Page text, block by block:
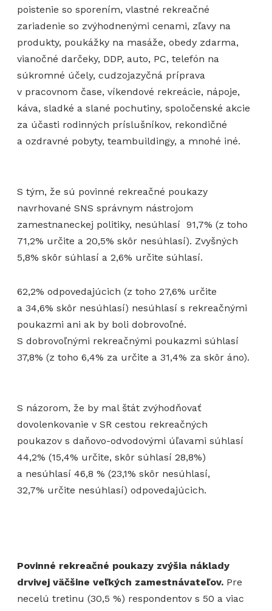
poistenie so sporením, vlastné rekreačné
zariadenie so zvýhodnenými cenami, zľavy na
produkty, poukážky na masáže, obedy zdarma,
vianočné darčeky, DDP, auto, PC, telefón na
súkromné účely, cudzojazyčná príprava
v pracovnom čase, víkendové rekreácie, nápoje,
káva, sladké a slané pochutiny, spoločenské akcie
za účasti rodinných príslušníkov, rekondičné
a ozdravné pobyty, teambuildingy, a mnohé iné.
S tým, že sú povinné rekreačné poukazy
navrhované SNS správnym nástrojom
zamestnaneckej politiky, nesúhlasí 91,7% (z toho
71,2% určite a 20,5% skôr nesúhlasí). Zvyšných
5,8% skôr súhlasí a 2,6% určite súhlasí.
62,2% odpovedajúcich (z toho 27,6% určite
a 34,6% skôr nesúhlasí) nesúhlasí s rekreačnými
poukazmi ani ak by boli dobrovoľné.
S dobrovoľnými rekreačnými poukazmi súhlasí
37,8% (z toho 6,4% za určite a 31,4% za skôr áno).
S názorom, že by mal štát zvýhodňovať
dovolenkovanie v SR cestou rekreačných
poukazov s daňovo-odvodovými úľavami súhlasí
44,2% (15,4% určite, skôr súhlasí 28,8%)
a nesúhlasí 46,8 % (23,1% skôr nesúhlasí,
32,7% určite nesúhlasí) odpovedajúcich.
Povinné rekreačné poukazy zvýšia náklady
drvivej väčšine veľkých zamestnávateľov. Pre
necelú tretinu (30,5 %) respondentov s 50 a viac